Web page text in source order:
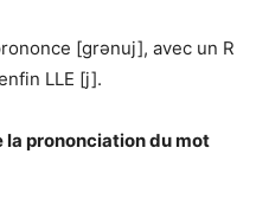
[grənuj], avec un R
LLE [j].
prononciation du mot